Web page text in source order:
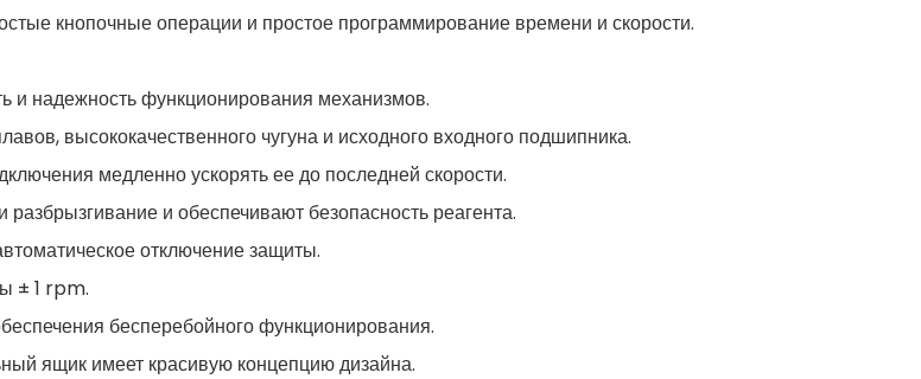
кнопочные операции и простое программирование времени и скорости.
и надежность функционирования механизмов.
высококачественного чугуна и исходного входного подшипника.
медленно ускорять ее до последней скорости.
и обеспечивают безопасность реагента.
отключение защиты.
± 1 rpm.
бесперебойного функционирования.
ящик имеет красивую концепцию дизайна.